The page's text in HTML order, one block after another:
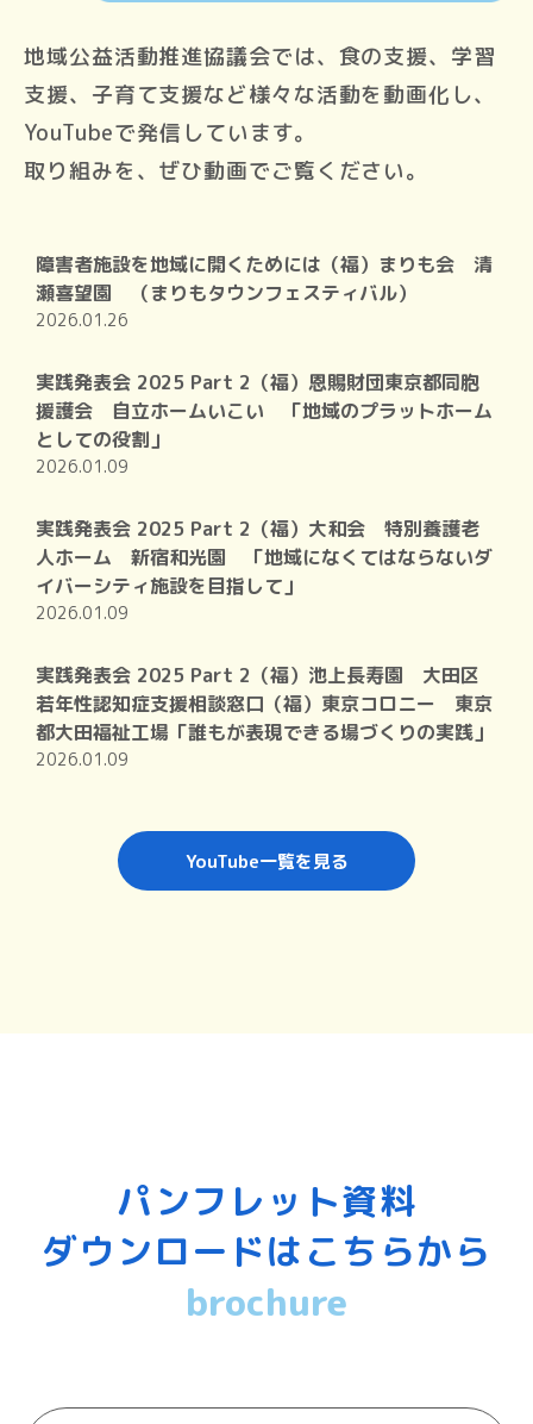
地域公益活動推進協議会では、食の支援、学習
支援、子育て支援など様々な活動を動画化し、
YouTubeで発信しています。
取り組みを、ぜひ動画でご覧ください。
YouTube一覧を見る
障害者施設を地域に開くためには（福）まりも会 清
瀬喜望園 （まりもタウンフェスティバル）
2026.01.26
実践発表会 2025 Part 2（福）恩賜財団東京都同胞
援護会 自立ホームいこい 「地域のプラットホーム
としての役割」
2026.01.09
実践発表会 2025 Part 2（福）大和会 特別養護老
人ホーム 新宿和光園 「地域になくてはならないダ
イバーシティ施設を目指して」
2026.01.09
実践発表会 2025 Part 2（福）池上長寿園 大田区
若年性認知症支援相談窓口（福）東京コロニー 東京
都大田福祉工場「誰もが表現できる場づくりの実践」
2026.01.09
パンフレット資料
ダウンロードはこちらから
brochure